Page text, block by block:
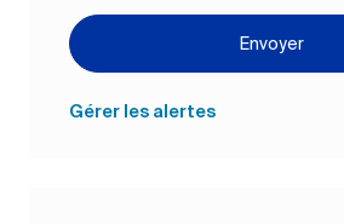
Envoyer
Gérer les alertes